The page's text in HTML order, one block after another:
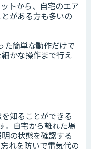
トから、自宅のエア
がある方も多いの
た簡単な動作だけで
かな操作まで行え
知ることができる
。自宅から離れた場
の状態を確認する
れを防いで電気代の